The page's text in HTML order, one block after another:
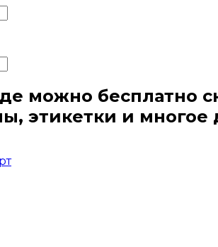
можно бесплатно
этикетки и многое